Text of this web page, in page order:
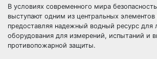
В условиях современного мира
выступают одним из центральных
предоставляя надежный водный ресурс
оборудования для измерений, испытаний и
противопожарной защиты.